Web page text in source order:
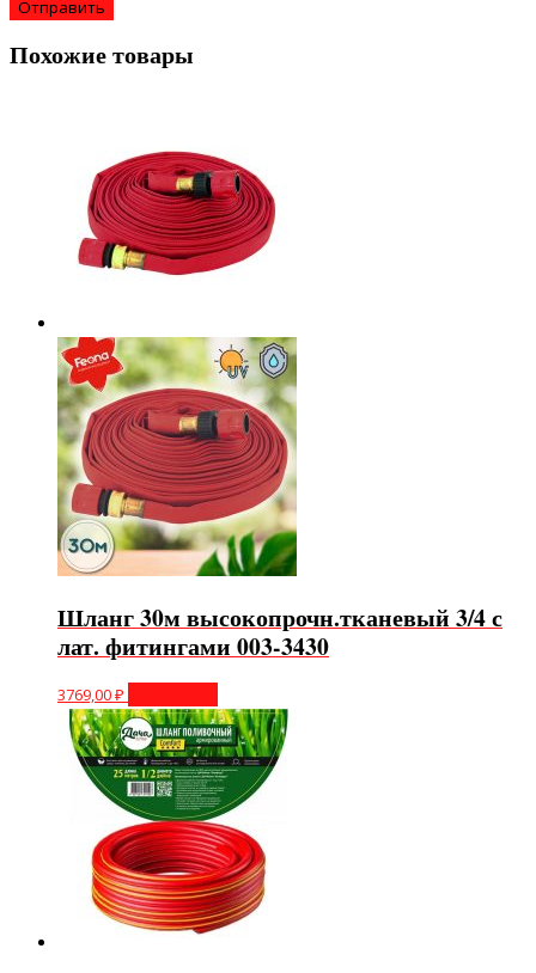
Похожие товары
Шланг 30м высокопрочн.тканевый 3/4 с
лат. фитингами 003-3430
3769,00₽